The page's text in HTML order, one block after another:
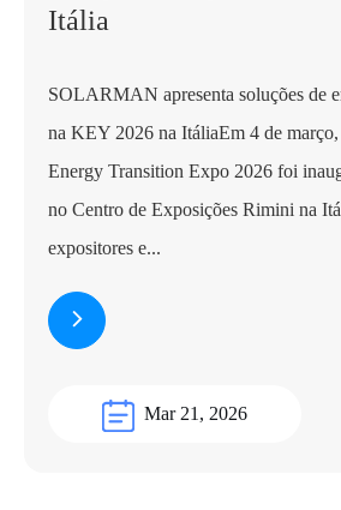
Itália
SOLARMAN apresenta soluções de
na KEY 2026 na ItáliaEm 4 de
Energy Transition Expo 2026 foi
no Centro de Exposições Rimini na
expositores e...
Mar 21, 2026